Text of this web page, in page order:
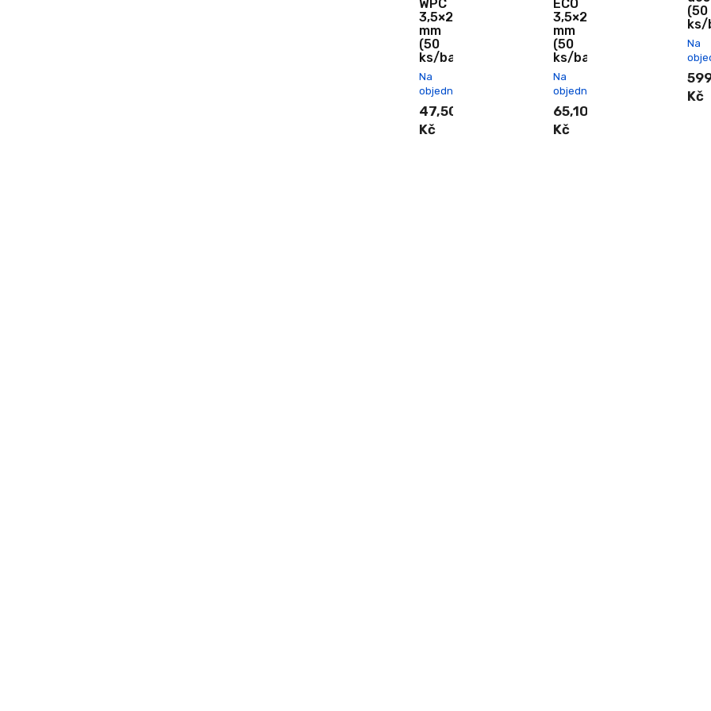
WPC
3,5×25
mm
(50
ks/bal.)
Na
objednání
47,50
Kč
ECO
3,5×25
mm
(50
ks/bal.)
Na
objednání
65,10
Kč
(50
ks/
Na
Kč